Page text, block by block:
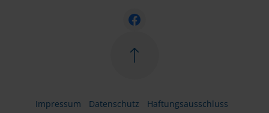
Impressum Datenschutz
Haftungsausschluss